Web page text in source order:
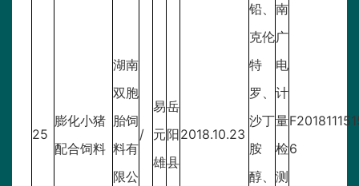
25
膨化小猪
配合饲料
湖南
双胞
胎饲
料有
限公
/
易
元
雄
岳
阳
县
2018.10.23
铅、
克伦
特
罗、
沙丁
胺
醇、
南
广
电
计
量
检
测
6